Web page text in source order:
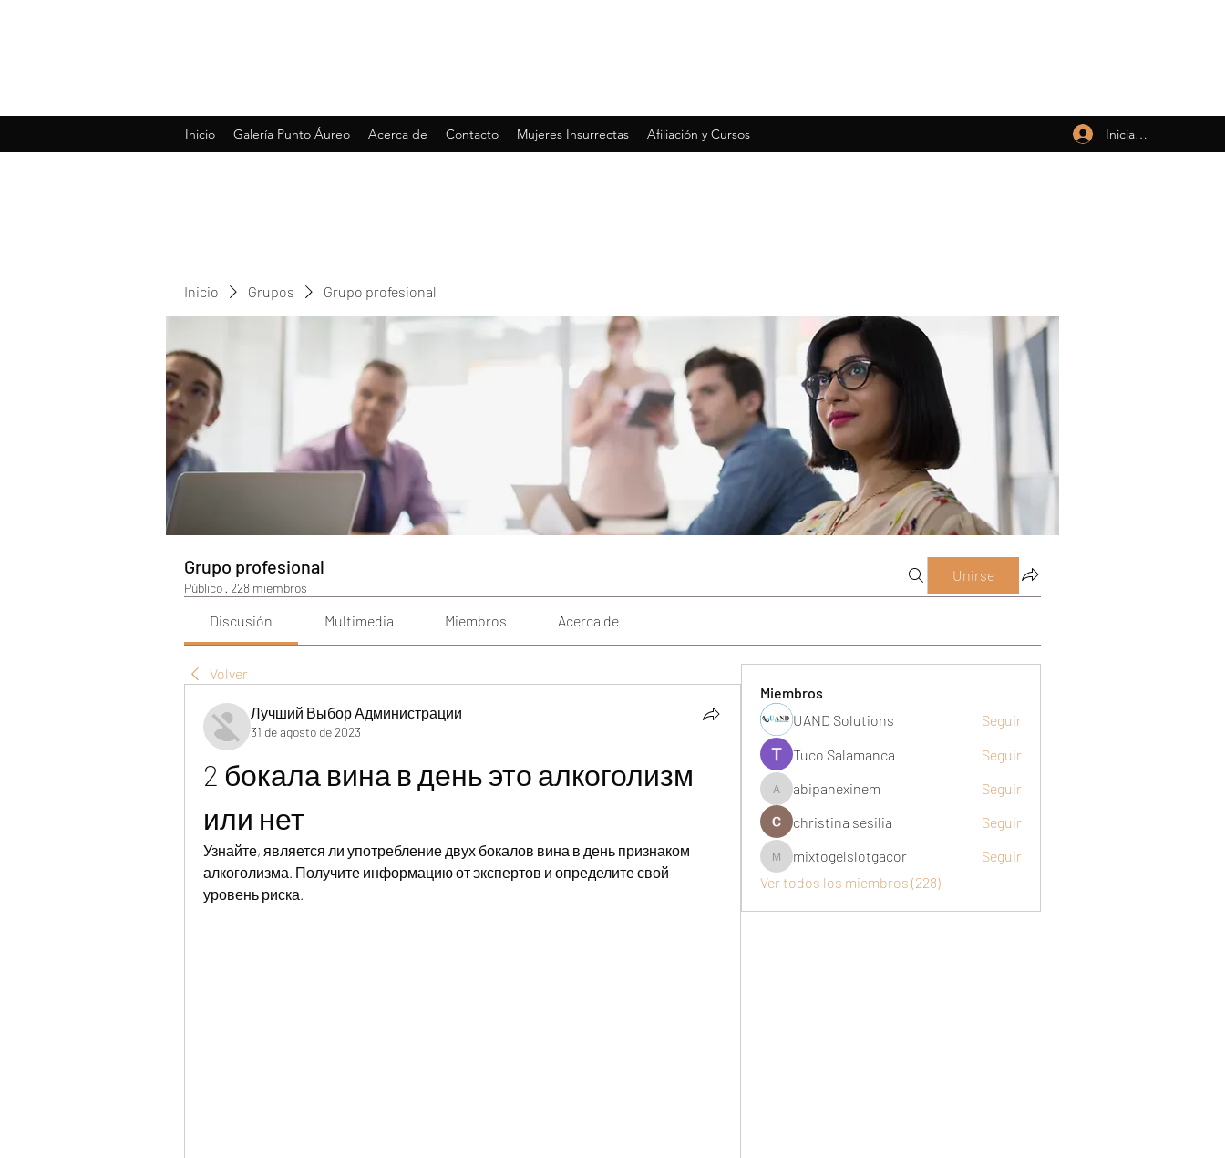
Inicio Galería Punto Áureo Acerca de Contacto Mujeres Insurrectas Afiliación y Cursos Iniciar sesión
Inicio Grupos Grupo profesional
Grupo profesional
Público · 228 miembros
Unirse
Discusión Multimedia Miembros Acerca de
Volver
Лучший Выбор Администрации
31 de agosto de 2023
2 бокала вина в день это алкоголизм
или нет
Узнайте, является ли употребление двух бокалов вина в день признаком
алкоголизма. Получите информацию от экспертов и определите свой
уровень риска.
Miembros
UAND Solutions
Seguir
Tuco Salamanca
Seguir
abipanexinem
abipanexinem
Seguir
christina sesilia
Seguir
mixtogelslotgacor
mixtogelslotgacor
Seguir
Ver todos los miembros (228)